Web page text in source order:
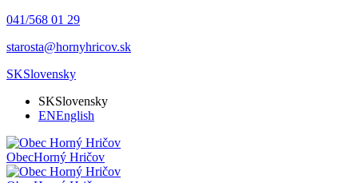
041/568 01 29
starosta@hornyhricov.sk
SKSlovensky
SKSlovensky
ENEnglish
ObecHorný Hričov